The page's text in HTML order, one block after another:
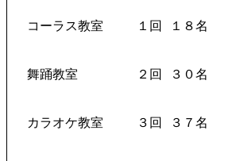
コーラス教室 １回 １８名
舞踊教室 ２回 ３０名
カラオケ教室 ３回 ３７名